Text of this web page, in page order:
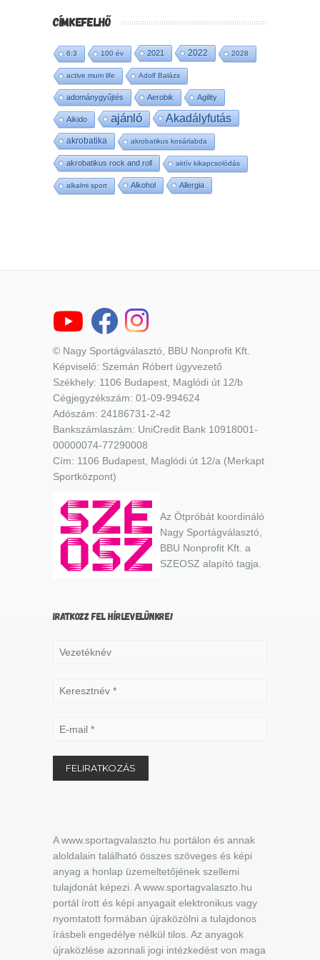
CÍMKEFELHŐ
6:3 100 év 2021 2022 2028
active mum life Adolf Balázs
adománygyűjtés Aerobik Agility
Aikido ajánló Akadályfutás
akrobatika akrobatikus kosárlabda
akrobatikus rock and roll aktív kikapcsolódás
alkalmi sport Alkohol Allergia
© Nagy Sportágválasztó, BBU Nonprofit Kft.
Képviselő: Szemán Róbert ügyvezető
Székhely: 1106 Budapest, Maglódi út 12/b
Cégjegyzékszám: 01-09-994624
Adószám: 24186731-2-42
Bankszámlaszám: UniCredit Bank 10918001-
00000074-77290008
Cím: 1106 Budapest, Maglódi út 12/a (Merkapt
Sportközpont)
Az Ötpróbát koordináló
Nagy Sportágválasztó,
BBU Nonprofit Kft. a
SZEOSZ alapító tagja.
IRATKOZZ FEL HÍRLEVELÜNKRE!
A www.sportagvalaszto.hu portálon és annak
aloldalain található összes szöveges és képi
anyag a honlap üzemeltetőjének szellemi
tulajdonát képezi. A www.sportagvalaszto.hu
portál írott és képi anyagait elektronikus vagy
nyomtatott formában újraközölni a tulajdonos
írásbeli engedélye nélkül tilos. Az anyagok
újraközlése azonnali jogi intézkedést von maga